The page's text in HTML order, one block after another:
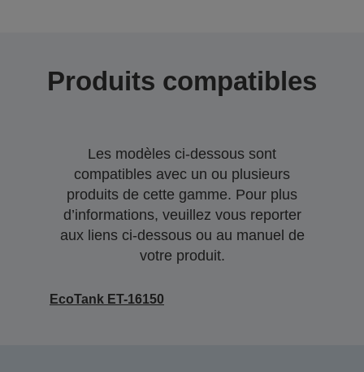
Produits compatibles
Les modèles ci-dessous sont
compatibles avec un ou plusieurs
produits de cette gamme. Pour plus
d’informations, veuillez vous reporter
aux liens ci-dessous ou au manuel de
votre produit.
EcoTank ET-16150